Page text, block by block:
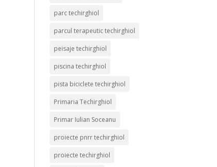
parc techirghiol
parcul terapeutic techirghiol
peisaje techirghiol
piscina techirghiol
pista biciclete techirghiol
Primaria Techirghiol
Primar Iulian Soceanu
proiecte pnrr techirghiol
proiecte techirghiol